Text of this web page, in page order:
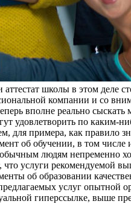
школы в этом деле
компании и со
вполне реально
удовлетворить по каким-
для примера, как
об обучении, в том
людям непременно
услуги рекомендуемой
об образовании
услуг опытной
гиперссылке, выше